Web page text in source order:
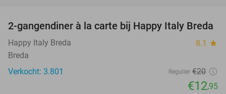
35%
2-gangendiner à la carte bij Happy Italy Breda
Happy Italy Breda 8.1 star
Breda
Verkocht: 3.801
Regulier €20
€12,95